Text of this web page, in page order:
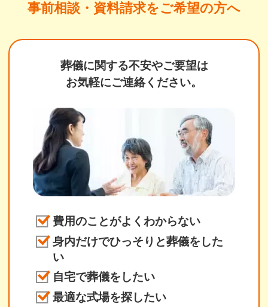
事前相談・資料請求をご希望の方へ
葬儀に関する不安やご要望は
お気軽にご連絡ください。
費用のことがよくわからない
身内だけでひっそりと葬儀をした
い
自宅で葬儀をしたい
最適な式場を探したい